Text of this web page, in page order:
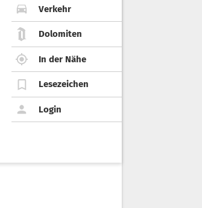
Verkehr
Dolomiten
In der Nähe
Lesezeichen
Login